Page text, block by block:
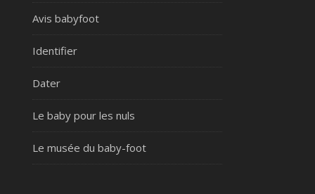
Avis babyfoot
Identifier
Dater
Le baby pour les nuls
Le musée du baby-foot